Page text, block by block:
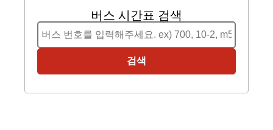
버스 시간표 검색
검색